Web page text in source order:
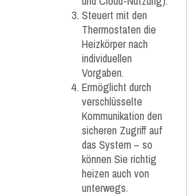
Steuert mit den
Thermostaten die
Heizkörper nach
individuellen
Vorgaben.
Ermöglicht durch
verschlüsselte
Kommunikation den
sicheren Zugriff auf
das System – so
können Sie richtig
heizen auch von
unterwegs.